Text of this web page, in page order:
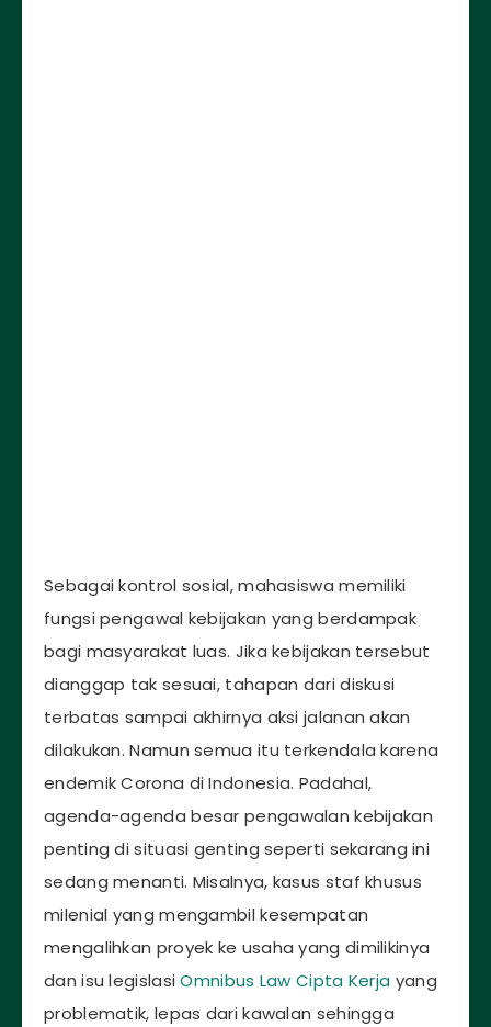
Sebagai kontrol sosial, mahasiswa memiliki
fungsi pengawal kebijakan yang berdampak
bagi masyarakat luas. Jika kebijakan tersebut
dianggap tak sesuai, tahapan dari diskusi
terbatas sampai akhirnya aksi jalanan akan
dilakukan. Namun semua itu terkendala karena
endemik Corona di Indonesia. Padahal,
agenda-agenda besar pengawalan kebijakan
penting di situasi genting seperti sekarang ini
sedang menanti. Misalnya, kasus staf khusus
milenial yang mengambil kesempatan
mengalihkan proyek ke usaha yang dimilikinya
dan isu legislasiOmnibus Law Cipta Kerja yang
problematik, lepas dari kawalan sehingga